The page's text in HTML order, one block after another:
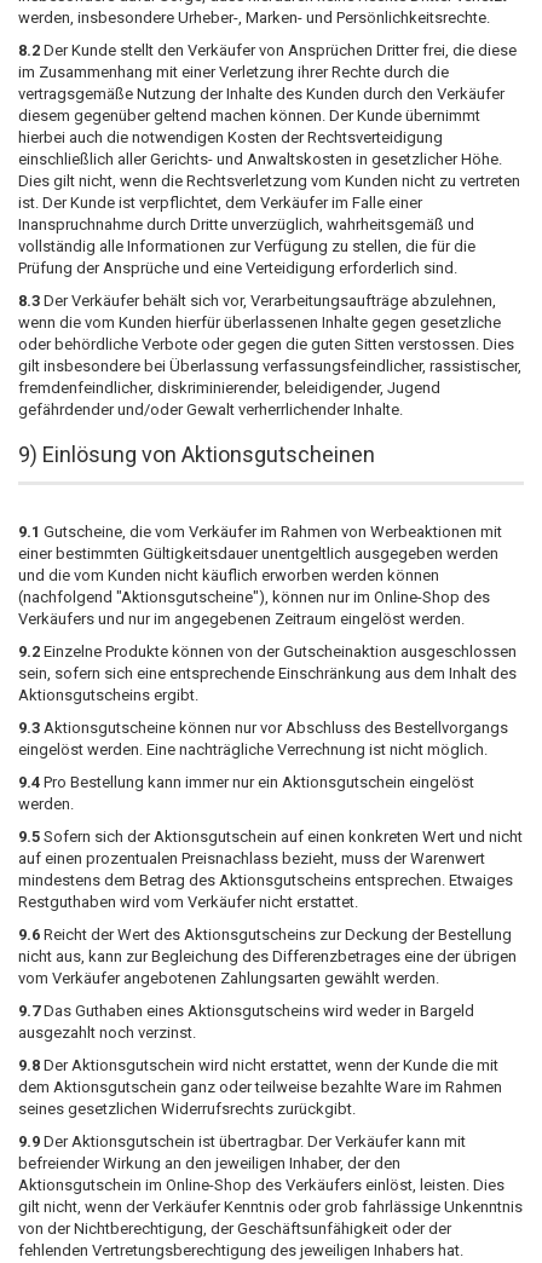
werden, insbesondere Urheber-, Marken- und Persönlichkeitsrechte.
8.2 Der Kunde stellt den Verkäufer von Ansprüchen Dritter frei, die diese
im Zusammenhang mit einer Verletzung ihrer Rechte durch die
vertragsgemäße Nutzung der Inhalte des Kunden durch den Verkäufer
diesem gegenüber geltend machen können. Der Kunde übernimmt
hierbei auch die notwendigen Kosten der Rechtsverteidigung
einschließlich aller Gerichts- und Anwaltskosten in gesetzlicher Höhe.
Dies gilt nicht, wenn die Rechtsverletzung vom Kunden nicht zu vertreten
ist. Der Kunde ist verpflichtet, dem Verkäufer im Falle einer
Inanspruchnahme durch Dritte unverzüglich, wahrheitsgemäß und
vollständig alle Informationen zur Verfügung zu stellen, die für die
Prüfung der Ansprüche und eine Verteidigung erforderlich sind.
8.3 Der Verkäufer behält sich vor, Verarbeitungsaufträge abzulehnen,
wenn die vom Kunden hierfür überlassenen Inhalte gegen gesetzliche
oder behördliche Verbote oder gegen die guten Sitten verstossen. Dies
gilt insbesondere bei Überlassung verfassungsfeindlicher, rassistischer,
fremdenfeindlicher, diskriminierender, beleidigender, Jugend
gefährdender und/oder Gewalt verherrlichender Inhalte.
9) Einlösung von Aktionsgutscheinen
9.1 Gutscheine, die vom Verkäufer im Rahmen von Werbeaktionen mit
einer bestimmten Gültigkeitsdauer unentgeltlich ausgegeben werden
und die vom Kunden nicht käuflich erworben werden können
(nachfolgend "Aktionsgutscheine"), können nur im Online-Shop des
Verkäufers und nur im angegebenen Zeitraum eingelöst werden.
9.2 Einzelne Produkte können von der Gutscheinaktion ausgeschlossen
sein, sofern sich eine entsprechende Einschränkung aus dem Inhalt des
Aktionsgutscheins ergibt.
9.3 Aktionsgutscheine können nur vor Abschluss des Bestellvorgangs
eingelöst werden. Eine nachträgliche Verrechnung ist nicht möglich.
9.4 Pro Bestellung kann immer nur ein Aktionsgutschein eingelöst
werden.
9.5 Sofern sich der Aktionsgutschein auf einen konkreten Wert und nicht
auf einen prozentualen Preisnachlass bezieht, muss der Warenwert
mindestens dem Betrag des Aktionsgutscheins entsprechen. Etwaiges
Restguthaben wird vom Verkäufer nicht erstattet.
9.6 Reicht der Wert des Aktionsgutscheins zur Deckung der Bestellung
nicht aus, kann zur Begleichung des Differenzbetrages eine der übrigen
vom Verkäufer angebotenen Zahlungsarten gewählt werden.
9.7Das Guthaben eines Aktionsgutscheins wird weder in Bargeld
ausgezahlt noch verzinst.
9.8 Der Aktionsgutschein wird nicht erstattet, wenn der Kunde die mit
dem Aktionsgutschein ganz oder teilweise bezahlte Ware im Rahmen
seines gesetzlichen Widerrufsrechts zurückgibt.
9.9 Der Aktionsgutschein ist übertragbar. Der Verkäufer kann mit
befreiender Wirkung an den jeweiligen Inhaber, der den
Aktionsgutschein im Online-Shop des Verkäufers einlöst, leisten. Dies
gilt nicht, wenn der Verkäufer Kenntnis oder grob fahrlässige Unkenntnis
von der Nichtberechtigung, der Geschäftsunfähigkeit oder der
fehlenden Vertretungsberechtigung des jeweiligen Inhabers hat.